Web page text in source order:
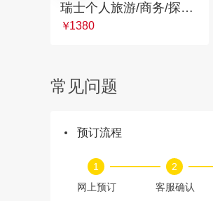
瑞士个人旅游/商务/探亲签证
￥1380
常见问题
预订流程
1 2
网上预订
客服确认